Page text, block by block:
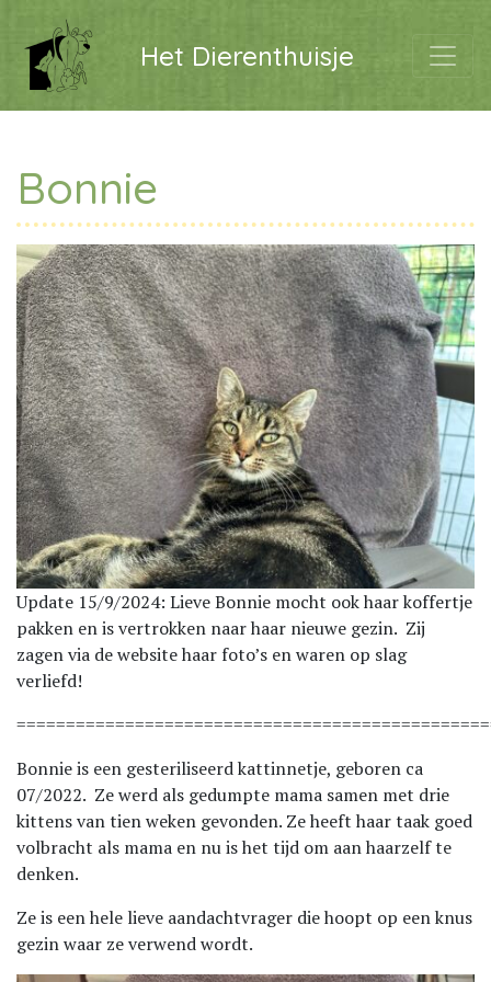
Het Dierenthuisje
Bonnie
Update 15/9/2024: Lieve Bonnie mocht ook haar koffertje
pakken en is vertrokken naar haar nieuwe gezin. Zij
zagen via de website haar foto’s en waren op slag
verliefd!
Bonnie is een gesteriliseerd kattinnetje, geboren ca
07/2022. Ze werd als gedumpte mama samen met drie
kittens van tien weken gevonden. Ze heeft haar taak goed
volbracht als mama en nu is het tijd om aan haarzelf te
denken.
Ze is een hele lieve aandachtvrager die hoopt op een knus
gezin waar ze verwend wordt.